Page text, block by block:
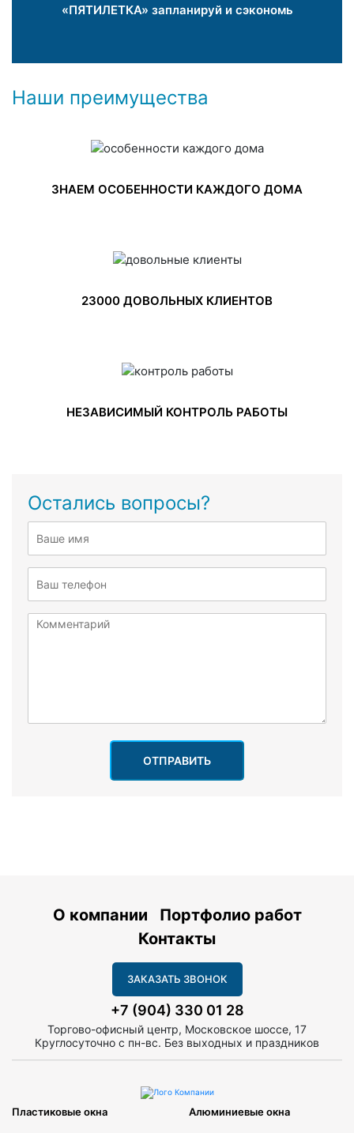
«ПЯТИЛЕТКА» запланируй и сэкономь
Наши преимущества
ЗНАЕМ ОСОБЕННОСТИ КАЖДОГО ДОМА
23000 ДОВОЛЬНЫХ КЛИЕНТОВ
НЕЗАВИСИМЫЙ КОНТРОЛЬ РАБОТЫ
Остались вопросы?
ОТПРАВИТЬ
О компании
Портфолио работ
Контакты
ЗАКАЗАТЬ ЗВОНОК
+7 (904) 330 01 28
Торгово-офисный центр, Московское шоссе, 17
Круглосуточно с пн-вс. Без выходных и праздников
Пластиковые окна Алюминиевые окна